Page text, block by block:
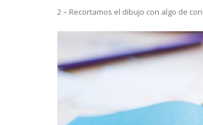
2 – Recortamos el dibujo con algo de